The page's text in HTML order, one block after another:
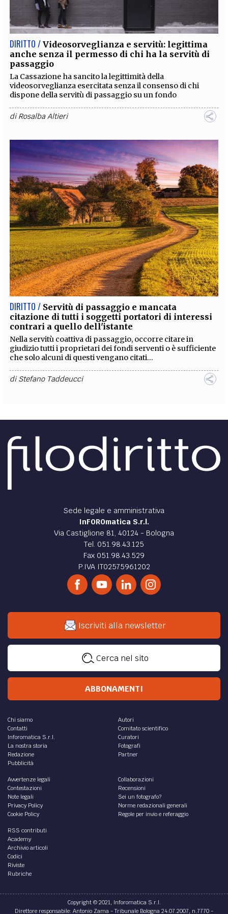
EXTRA
CODICI RUBRICHE LIBRI PROCEEDINGS PUBBLICITÀ CONTATTI
SOCIAL MEDIA
DIRITTO / Videosorveglianza e servitù: legittima
anche senza il permesso di chi ha la servitù di
passaggio
La Cassazione ha sancito la legittimità della
videosorveglianza esercitata senza il consenso di chi
dispone della servitù di passaggio su un fondo
diRosalba Altieri
DIRITTO / Servitù di passaggio e mancata
citazione di tutti i soggetti portatori di interessi
contrari a quello dell'istante
Nella servitù coattiva di passaggio, occorre citare in
giudizio tutti i proprietari dei fondi serventi o è sufficiente
che solo alcuni di questi vengano citati...
diStefano Taddeucci
Sede legale e amministrativa
InFOROmatica S.r.l.
Via Castiglione 81, 40124 - Bologna
Tel. 051.98.43.125
Fax 051.98.43.529
P.IVA IT02575961202
Iscriviti alla newsletter
Cerca nel sito
ABBONAMENTI
Chi siamo
Contatti
Inforomatica S.r.l.
La nostra storia
Redazione
Pubblicità
Autori
Comitato scientifico
Curatori
Fotografi
Partner
Avvertenze legali
Contestazioni
Note legali
Privacy Policy
Cookie Policy
Collaborazioni
Recensioni
Sei un fotografo?
Norme redazionali generali
Regole per invio e referaggio
RSS contributi
Academy
Archivio articoli
Codici
Riviste
Rubriche
Copyright © 2021, Inforomatica S.r.l.
Direttore responsabile: Antonio Zama - Tribunale Bologna 24.07.2007, n.7770 -